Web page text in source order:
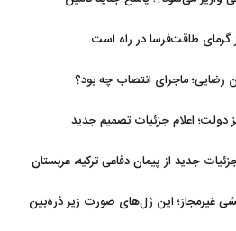
رضایی؛ ماجرای انتصاب چه بود؟
دولت؛ اعلام جزئیات تصمیم جدید
جدید از پیمان دفاعی ترکیه، عربستان
غیرمجاز؛ این ژل‌های صورت زیر ذره‌بین